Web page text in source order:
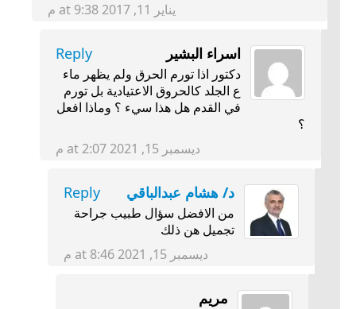
يناير 11, 2017 at 9:38 م
اسراء البشير Reply
دكتور اذا تورم الحرق ولم يظهر ماء
ع الجلد كالحروق الاعتيادية بل تورم
في القدم هل هذا سيء ؟ وماذا افعل
؟
ديسمبر 15, 2021 at 2:07 م
د/ هشام عبدالباقي Reply
من الافضل سؤال طبيب جراحة
تجميل هن ذلك
ديسمبر 15, 2021 at 8:46 م
مريم